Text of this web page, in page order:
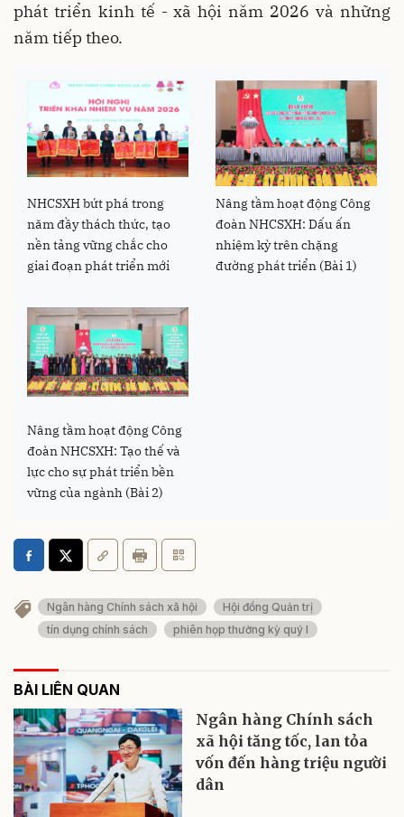
phát triển kinh tế - xã hội năm 2026 và những
năm tiếp theo.
NHCSXH bứt phá trong
năm đầy thách thức, tạo
nền tảng vững chắc cho
giai đoạn phát triển mới
Nâng tầm hoạt động Công
đoàn NHCSXH: Dấu ấn
nhiệm kỳ trên chặng
đường phát triển (Bài 1)
Nâng tầm hoạt động Công
đoàn NHCSXH: Tạo thế và
lực cho sự phát triển bền
vững của ngành (Bài 2)
Ngân hàng Chính sách xã hội
Hội đồng Quản trị
tín dụng chính sách
phiên họp thường kỳ quý I
BÀI LIÊN QUAN
Ngân hàng Chính sách
xã hội tăng tốc, lan tỏa
vốn đến hàng triệu người
dân